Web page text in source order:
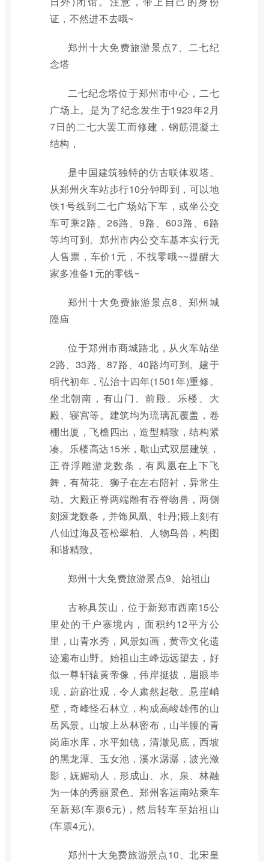
证，不然进不去哦~
郑州十大免费旅游景点7、二七纪
念塔
二七纪念塔位于郑州市中心，二七
广场上。是为了纪念发生于1923年2月
7日的二七大罢工而修建，钢筋混凝土
结构，
是中国建筑独特的仿古联体双塔。
从郑州火车站步行10分钟即到，可以地
铁1号线到二七广场站下车，或坐公交
车可乘2路、26路、9路、603路、6路
等均可到。郑州市内公交车基本实行无
人售票，车价1元，不找零哦~~提醒大
家多准备1元的零钱~
郑州十大免费旅游景点8、郑州城
隍庙
位于郑州市商城路北，从火车站坐
2路、33路、87路、40路均可到。建于
明代初年，弘治十四年(1501年)重修。
坐北朝南，有山门、前殿、乐楼、大
殿、寝宫等。建筑均为琉璃瓦覆盖，卷
棚出厦，飞檐四出，造型精致，结构紧
凑。乐楼高达15米，歇山式双层建筑，
正脊浮雕游龙数条，有凤凰在上下飞
舞，有荷花、狮子在左右陪衬，异常生
动。大殿正脊两端雕有吞脊吻兽，两侧
刻滚龙数条，并饰凤凰、牡丹;殿上刻有
八仙过海及苍松翠柏、人物鸟兽，构图
和谐精致。
郑州十大免费旅游景点9、始祖山
古称具茨山，位于新郑市西南15公
里处的千户寨境内，面积约12平方公
里，山青水秀，风景如画，黄帝文化遗
迹遍布山野。始祖山主峰远远望去，好
似一尊轩辕黄帝像，伟岸挺拔，眉眼毕
现，蔚蔚壮观，令人肃然起敬。悬崖峭
壁，奇峰怪石林立，构成高峻雄伟的山
岳风景。山坡上丛林密布，山半腰的青
岗庙水库，水平如镜，清澈见底，西坡
的黑龙潭、玉女池，溪水潺潺，波光潋
影，妩媚动人，形成山、水、泉、林融
为一体的秀丽景色。郑州客运南站乘车
至新郑(车票6元)，然后转车至始祖山
(车票4元)。
郑州十大免费旅游景点10、北宋皇